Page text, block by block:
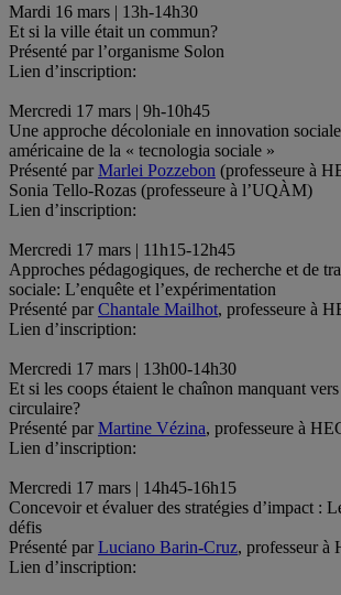
Mardi 16 mars | 13h-14h30
Et si la ville était un commun?
Présenté par l’organisme Solon
Lien d’inscription:
Mercredi 17 mars | 9h-10h45
Une approche décoloniale en innovation
américaine de la « tecnologia sociale »
Présenté parMarlei Pozzebon (professeure à
Sonia Tello-Rozas (professeure à l’UQÀM)
Lien d’inscription:
Mercredi 17 mars | 11h15-12h45
Approches pédagogiques, de recherche et de
sociale: L’enquête et l’expérimentation
Présenté parChantale Mailhot, professeure à
Lien d’inscription:
Mercredi 17 mars | 13h00-14h30
Et si les coops étaient le chaînon manquant
circulaire?
Présenté parMartine Vézina, professeure à
Lien d’inscription:
Mercredi 17 mars | 14h45-16h15
Concevoir et évaluer des stratégies d’impact :
défis
Présenté parLuciano Barin-Cruz, professeur à
Lien d’inscription: